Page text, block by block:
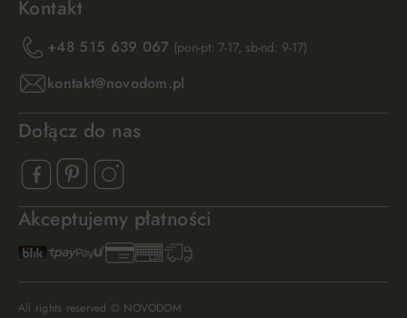
Kontakt
+48 515 639 067 (pon-pt: 7-17, sb-nd: 9-17)
kontakt@novodom.pl
Dołącz do nas
Akceptujemy płatności
All rights reserved © NOVODOM